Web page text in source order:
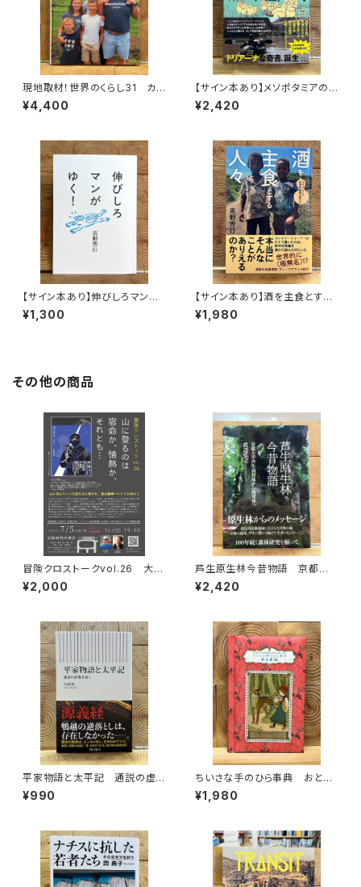
現地取材！世界のくらし31 カナ
ダ
¥4,400
【サイン本あり】メソポタミアの
ボート三人男
¥2,420
【サイン本あり】伸びしろマンが
ゆく！
¥1,300
【サイン本あり】酒を主食とする
人々 エチオピアの科学的秘境
を旅する
¥1,980
その他の商品
冒険クロストークvol.26 大石
明弘「山に登るのは 宿命か、情
熱か、それとも…」録画視聴権
¥2,000
芦生原生林今昔物語 京都大
学芦生演習林から研究林へ
¥2,420
平家物語と太平記 通説の虚
像を暴く
¥990
ちいさな手のひら事典 おとぎ
話
¥1,980